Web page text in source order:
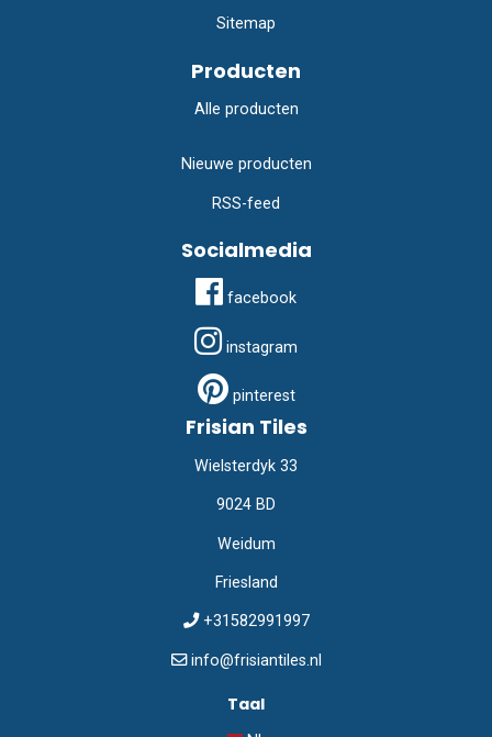
Sitemap
Producten
Alle producten
Nieuwe producten
RSS-feed
Socialmedia
facebook
instagram
pinterest
Frisian Tiles
Wielsterdyk 33
9024 BD
Weidum
Friesland
+31582991997
info@frisiantiles.nl
Taal